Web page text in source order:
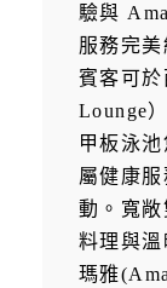
驗與
服務完美
賓客可
Lounge
甲板泳
屬健康
動。寬
料理與
瑪雅